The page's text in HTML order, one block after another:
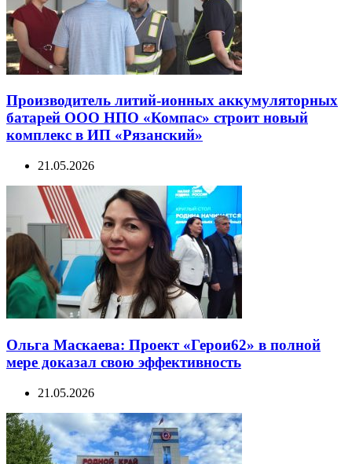
Производитель литий-ионных аккумуляторных
батарей ООО НПО «Компас» строит новый
комплекс в ИП «Рязанский»
21.05.2026
Ольга Маскаева: Проект «Герои62» в полной
мере доказал свою эффективность
21.05.2026